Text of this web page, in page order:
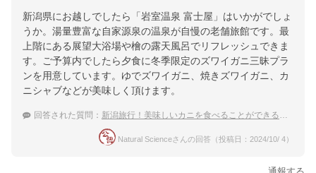
新潟県にお越しでしたら「岩室温泉 富士屋」はいかがでしょ
うか。湯量豊富な自家源泉の温泉が自慢の老舗旅館です。最
上階にある展望大浴場や檜の露天風呂でリフレッシュできま
す。ご予算内でしたら夕食に冬季限定のズワイガニ三昧プラ
ンを用意しています。ゆでズワイガニ、焼きズワイガニ、カ
ニシャブなどが美味しく頂けます。
回答された質問： 新潟旅行！美味しいカニを食べることができる宿のおすすめは？
Natural Scienceさんの回答（投稿日：2024/10/ 4）